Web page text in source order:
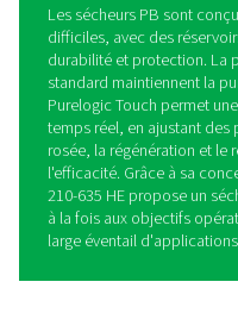
PB 210-
et
par purge